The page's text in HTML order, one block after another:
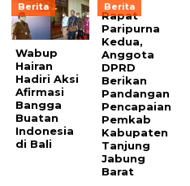
Berita
Wabup
Hairan
Hadiri Aksi
Afirmasi
Bangga
Buatan
Indonesia
di Bali
Berita
Rapat
Paripurna
Kedua,
Anggota
DPRD
Berikan
Pandangan
Pencapaian
Pemkab
Kabupaten
Tanjung
Jabung
Barat